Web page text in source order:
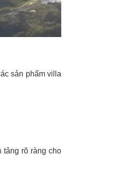
sản phẩm villa
tảng rõ ràng cho